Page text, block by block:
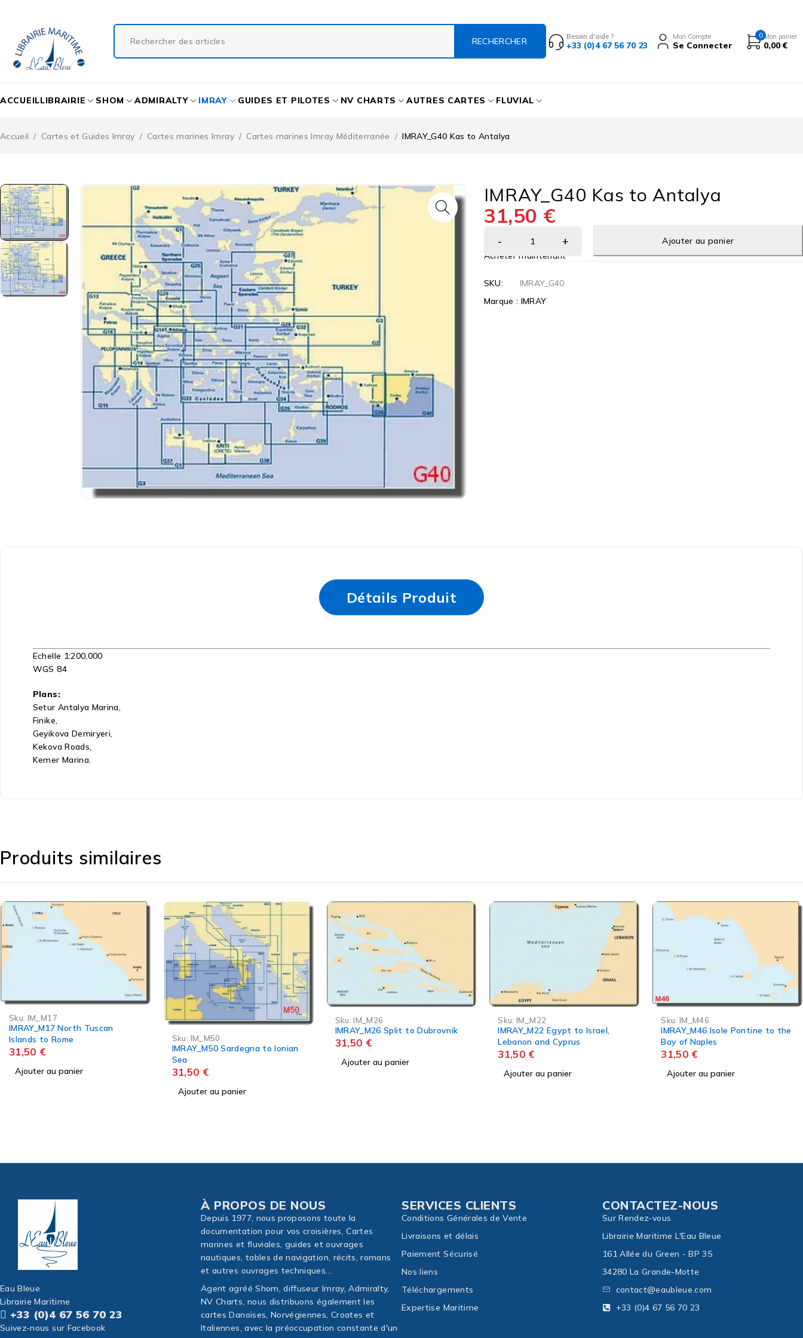
Besoin d'aide ?
+33 (0)4 67 56 70 23
Mon Compte
Se Connecter
0 Mon panier
0,00€
ACCUEILLIBRAIRIE SHOM ADMIRALTY IMRAY GUIDES ET PILOTES NV CHARTS AUTRES CARTES FLUVIAL
Accueil / Cartes et Guides Imray / Cartes marines Imray / Cartes marines Imray Méditerranée / IMRAY_G40 Kas to Antalya
IMRAY_G40 Kas to Antalya
31,50 €
Ajouter au panier
Acheter maintenant
SKU:
IMRAY_G40
Marque : IMRAY
Détails Produit
Echelle 1:200,000
WGS 84
Plans:
Setur Antalya Marina,
Finike,
Geyikova Demiryeri,
Kekova Roads,
Kemer Marina.
Produits similaires
Sku:IM_M50
IMRAY_M50 Sardegna to Ionian
Sea
31,50€
Sku:IM_M26
31,50€
Ajouter au panier
Sku: IM_M22
IMRAY_M22 Egypt to Israel,
Lebanon and Cyprus
Sku: IM_M46
IMRAY_M46 Isole Pontine to the
Bay of Naples
31,50 €
Ajouter au panier
Sku: RC0022
Croatian Small Craft Chart Folio
Part 1: C?te Nord Croatie
85,00 €
Ajouter au panier
Eau Bleue
Librairie Maritime
+33 (0)4 67 56 70 23
Suivez-nous sur Facebook
À PROPOS DE NOUS
Depuis 1977, nous proposons toute la
documentation pour vos croisières, Cartes
marines et fluviales, guides et ouvrages
nautiques, tables de navigation, récits, romans
et autres ouvrages techniques...
Agent agréé Shom, diffuseur Imray, Admiralty,
NV Charts, nous distribuons également les
cartes Danoises, Norvégiennes, Croates et
Italiennes, avec la préoccupation constante d'un
SERVICES CLIENTS
Conditions Générales de Vente
Livraisons et délais
Paiement Sécurisé
Nos liens
Téléchargements
Expertise Maritime
CONTACTEZ-NOUS
Sur Rendez-vous
Librairie Maritime L'Eau Bleue
161 Allée du Green - BP 35
34280 La Grande-Motte
contact@eaubleue.com
+33 (0)4 67 56 70 23